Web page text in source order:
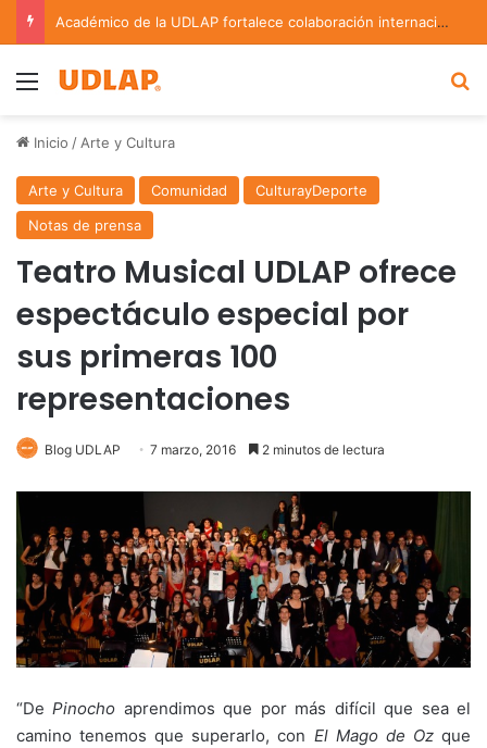
Académico de la UDLAP fortalece colaboración internacional con estancia de investigación en Argentina
Menu
Inicio / Arte y Cultura
Arte y Cultura Comunidad
CulturayDeporte
Notas de prensa
Teatro Musical UDLAP ofrece
espectáculo especial por
sus primeras 100
representaciones
Blog UDLAP 7 marzo, 2016 2 minutos de lectura
“DePinocho aprendimos que por más difícil que sea el
camino tenemos que superarlo, con El Mago de Ozque